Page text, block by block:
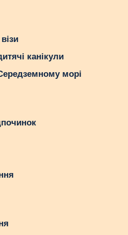
канікули
морі